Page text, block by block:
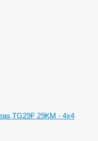
TG29F 29KM - 4x4